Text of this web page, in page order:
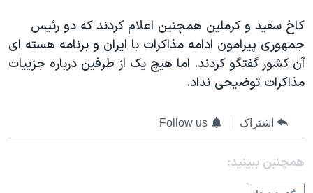
گالری عکس
آرشیو پخش زنده
اعتراضات زن، زندگی، آزادی
مجموعه مستندهای دادخواهی
تریبونال مردمی آبان ۹۸
چهل سال گروگان‌گیری
قانون شفافیت دارائی کادر رهبری ایران
اعتراضات مردمی آبان ۹۸
کاخ سفيد و کرملين همچنين اعلام کردند که دو رئيس
جمهوری پيرامون ادامه مذاکرات با ايران و برنامه هسته ای
آن کشور گفتگو کردند. اما هيچ يک از طرفين درباره جزييات
مذاکرات توضيحی نداد.
اشتراک Follow us
همچنبن ببینید: